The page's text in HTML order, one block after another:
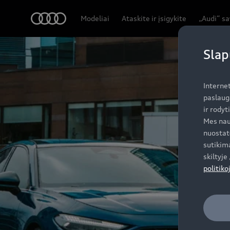
ir
Mes
skiltyje
Modeliai Ataskite ir įsigykite „Audi“